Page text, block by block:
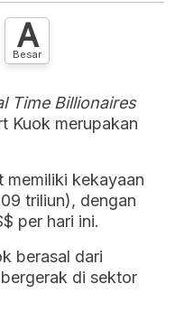
A
Besar
Time Billionaires
Kuok merupakan
memiliki kekayaan
triliun), dengan
per hari ini.
berasal dari
di sektor